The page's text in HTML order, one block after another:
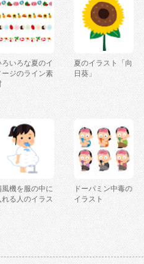
ろいろな夏のイ
ージのライン素
夏のイラスト「向
日葵」
風機を服の中に
れる人のイラス
ドーパミン中毒の
イラスト